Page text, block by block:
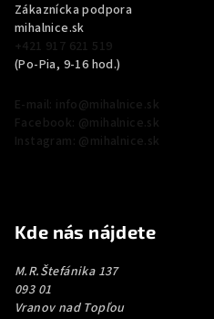
Zákaznícka podpora
mihalnice.sk
+421 917 621 519
(Po-Pia, 9-16 hod.)
E-mail: info@mihalnice.sk
Facebook: @mihalnice.sk
Instagram: @mihalnice.sk
Kde nás nájdete
M.R.Štefánika 137
093 01
Vranov nad Topľou